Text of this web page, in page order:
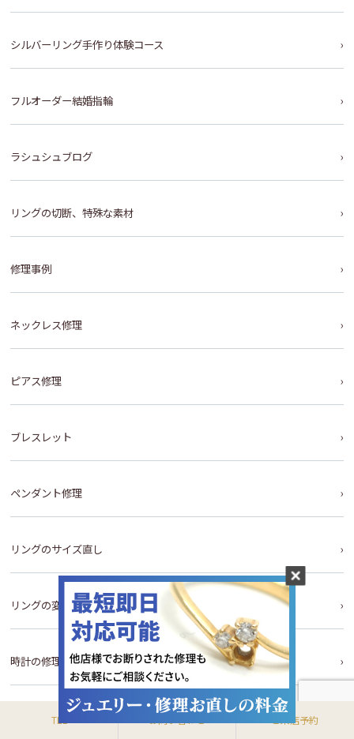
シルバーリング手作り体験コース
フルオーダー結婚指輪
ラシュシュブログ
リングの切断、特殊な素材
修理事例
ネックレス修理
ピアス修理
ブレスレット
ペンダント修理
リングのサイズ直し
リングの変形直し
時計の修理・電池交換
手作り結婚指輪
TEL ご来店予約